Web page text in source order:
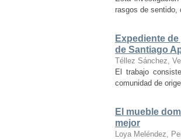
rasgos de sentido,
Expediente
de Santiago
Téllez Sánchez,
El trabajo
comunidad de
El mueble
mejor
Loya Meléndez,